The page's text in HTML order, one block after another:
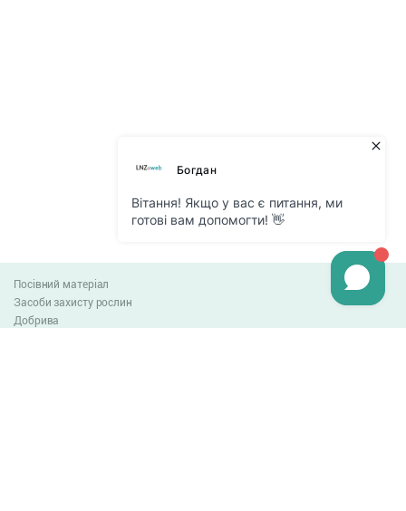
Посівний матеріал
Засоби захисту рослин
Добрива